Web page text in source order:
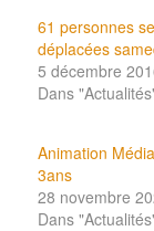
61 personnes
déplacées
5 décembre
Dans
Animation
3ans
28 novembre
Dans